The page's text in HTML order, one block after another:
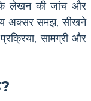
के लेखन की जांच और
अक्सर समझ, सीखने
सामग्री और